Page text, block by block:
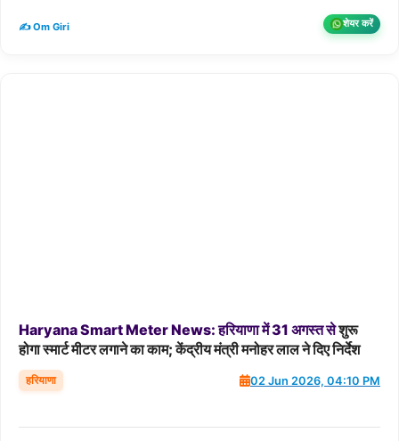
✍️ Om Giri शेयर करें
HaryanaSmartMeterNews: हरियाणामें31 अगस्तसेशुरू
होगा स्मार्ट मीटर लगाने का काम; केंद्रीय मंत्री मनोहर लाल ने दिए निर्देश
हरियाणा 02 Jun 2026, 04:10 PM